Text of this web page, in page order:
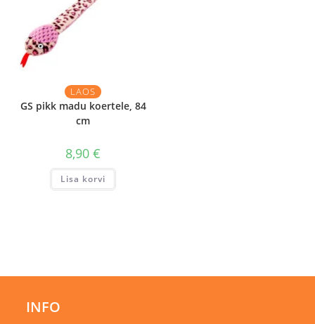
LAOS
GS pikk madu koertele, 84
cm
8,90€
Lisa korvi
INFO